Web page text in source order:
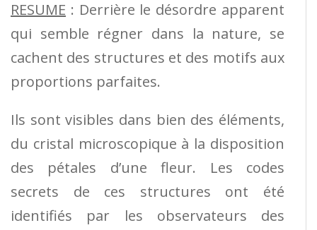
RESUME : Derrière le désordre apparent
qui semble régner dans la nature, se
cachent des structures et des motifs aux
proportions parfaites.
Ils sont visibles dans bien des éléments,
du cristal microscopique à la disposition
des pétales d’une fleur. Les codes
secrets de ces structures ont été
identifiés par les observateurs des